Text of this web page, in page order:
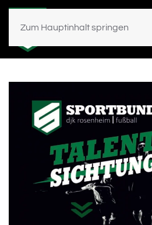
Zum Hauptinhalt springen